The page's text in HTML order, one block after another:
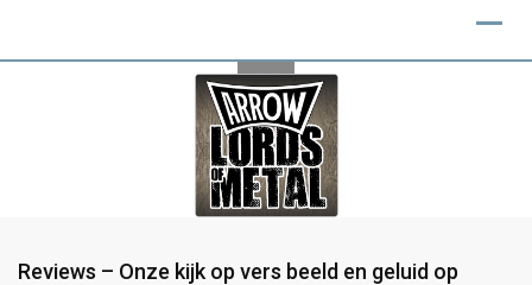
Reviews – Onze kijk op vers beeld en geluid op